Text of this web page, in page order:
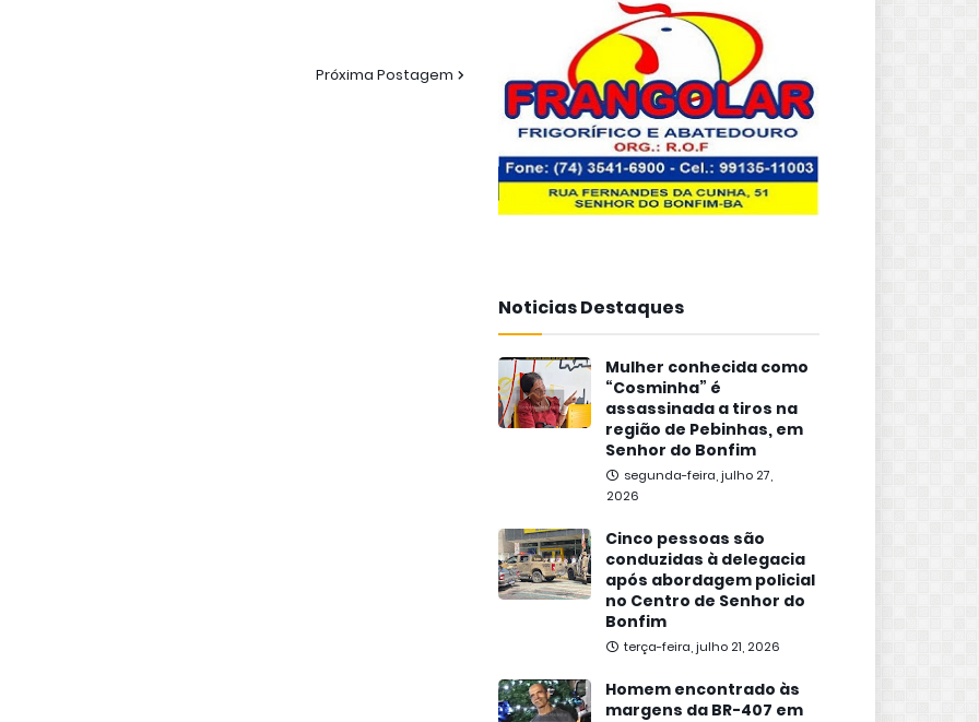
Próxima Postagem
Noticias Destaques
Mulher conhecida como
“Cosminha” é
assassinada a tiros na
região de Pebinhas, em
Senhor do Bonfim
segunda-feira, julho 27,
2026
Cinco pessoas são
conduzidas à delegacia
após abordagem policial
no Centro de Senhor do
Bonfim
terça-feira, julho 21, 2026
Homem encontrado às
margens da BR-407 em